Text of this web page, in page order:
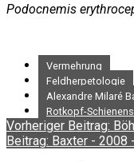
Podocnemis
Vermehrung
Feldherpetologie
Alexandre Milaré
Rotkopf-
Vorheriger Beitrag:
Beitrag: Baxter - 2008